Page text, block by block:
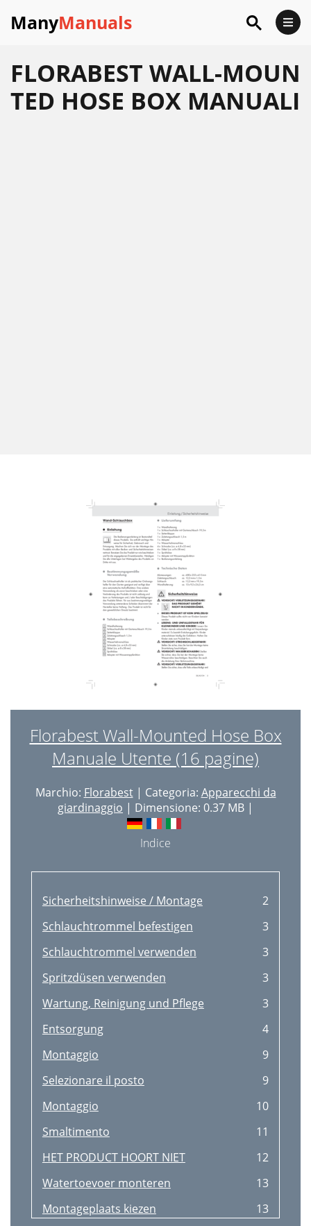
ManyManuals
FLORABEST WALL-MOUN
TED HOSE BOX MANUALI
Florabest Wall-Mounted Hose Box
Manuale Utente (16 pagine)
Marchio: Florabest| Categoria: Apparecchi da
giardinaggio | Dimensione: 0.37 MB |
Indice
Sicherheitshinweise / Montage
2
Schlauchtrommel befestigen
3
Schlauchtrommel verwenden
3
Spritzdüsen verwenden
3
Wartung, Reinigung und Pﬂege
3
Entsorgung
4
Montaggio
9
Selezionare il posto
9
Montaggio
10
Smaltimento
11
HET PRODUCT HOORT NIET
12
Watertoevoer monteren
13
Montageplaats kiezen
13